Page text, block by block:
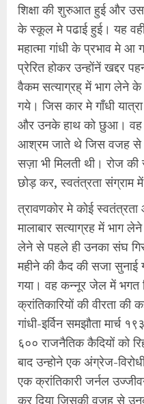
शिक्षा की शुरुआत हुई और
के स्कूल मे पढाई हुई। यह
महात्मा गांधी के प्रभाव मे
प्रेरित होकर उन्होंनें खद्दर
वैकम सत्याग्रह् में भाग लेने
गये। जिस कार मे गाँधी
और उनके हाथ को छुआ। वह
आश्रम जाते थे जिस वजह से
सज़ा भी मिलती थी। रोज की
छोड़ कर, स्वतंत्रता संग्राम
त्रावणकोर मे कोई
मालाबार सत्याग्रह में भाग
लेने से पहले ही उनका संघ
महीने की कैद की सजा
गया। वह कन्नूर जेल में
क्रांतिकारियों की वीरता की
गांधी-इर्विन समझौता
६०० राजनैतिक कैदियों को
बाद उन्होने एक अंग्रेज-
एक क्रांतिकारी जर्नल
कर दिया जिसकी वजह से